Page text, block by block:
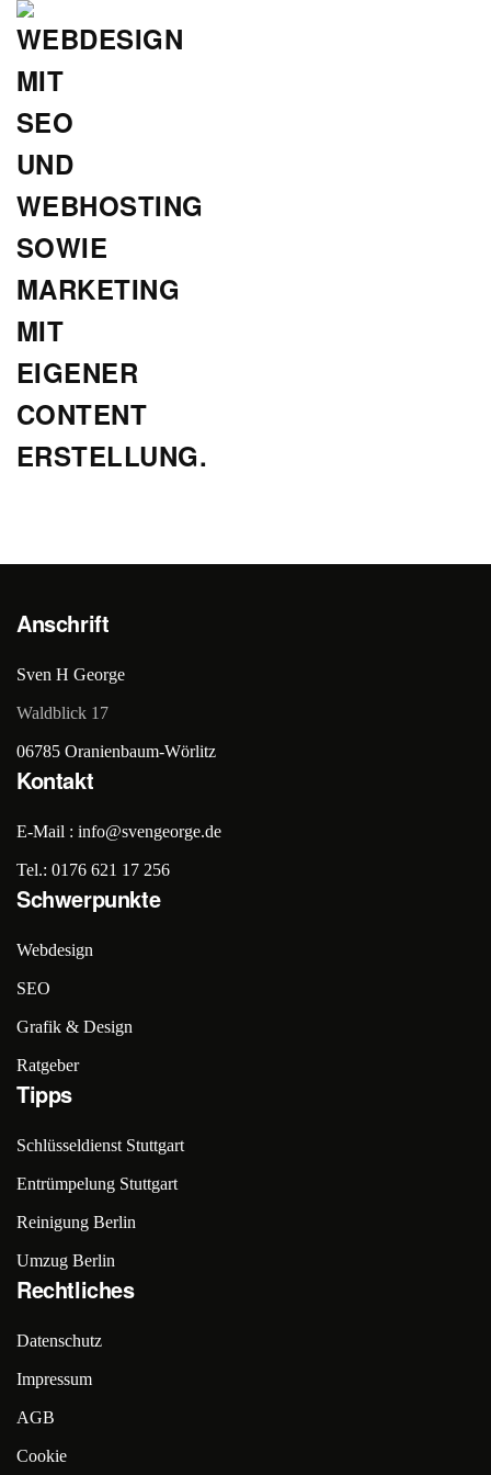
Hauptinhalt
springen
Anschrift
Sven H George
Waldblick 17
06785 Oranienbaum-Wörlitz
Kontakt
E-Mail : info@svengeorge.de
Tel.: 0176 621 17 256
Schwerpunkte
Webdesign
SEO
Grafik & Design
Ratgeber
Tipps
Schlüsseldienst Stuttgart
Entrümpelung Stuttgart
Reinigung Berlin
Umzug Berlin
Rechtliches
Datenschutz
Impressum
AGB
Cookie